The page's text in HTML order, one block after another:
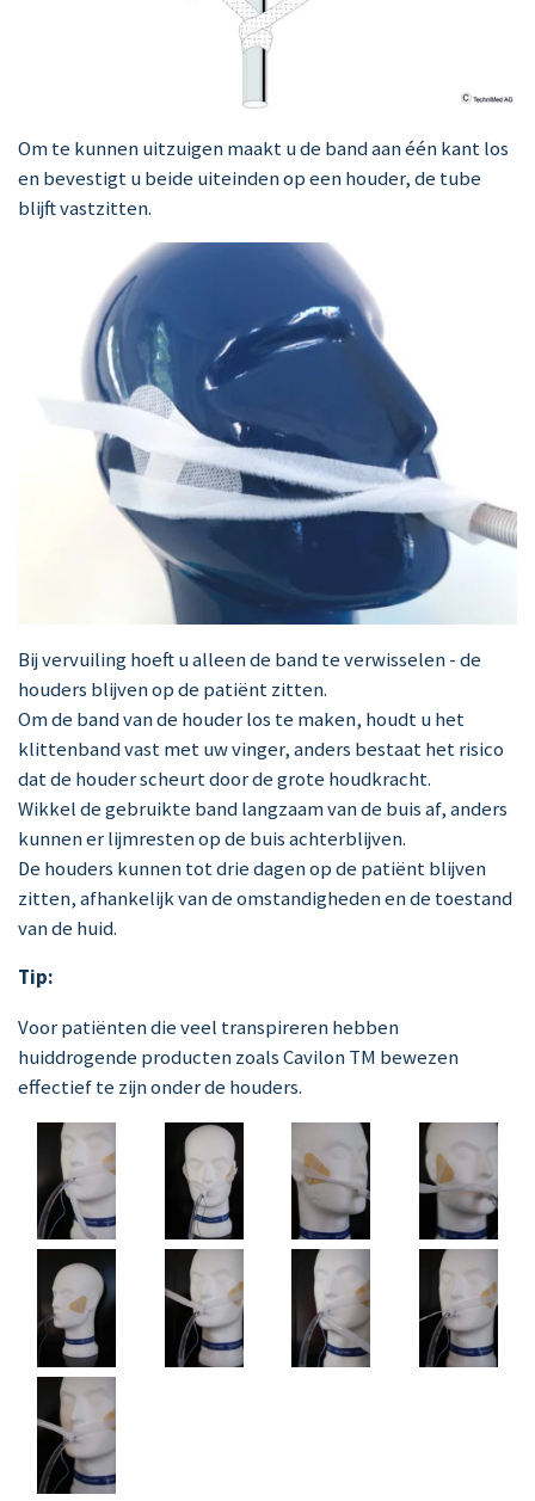
Om te kunnen uitzuigen maakt u de band aan één kant los
en bevestigt u beide uiteinden op een houder, de tube
blijft vastzitten.
Bij vervuiling hoeft u alleen de band te verwisselen - de
houders blijven op de patiënt zitten.
Om de band van de houder los te maken, houdt u het
klittenband vast met uw vinger, anders bestaat het risico
dat de houder scheurt door de grote houdkracht.
Wikkel de gebruikte band langzaam van de buis af, anders
kunnen er lijmresten op de buis achterblijven.
De houders kunnen tot drie dagen op de patiënt blijven
zitten, afhankelijk van de omstandigheden en de toestand
van de huid.
Tip:
Voor patiënten die veel transpireren hebben
huiddrogende producten zoals Cavilon TM bewezen
effectief te zijn onder de houders.